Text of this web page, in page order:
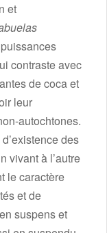
et
contraste avec
de coca et
leur
autochtones.
des
vivant à l’autre
le caractère
et de
suspens et